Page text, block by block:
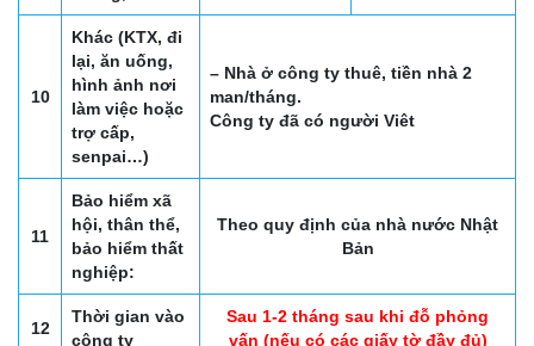
10
Khác (KTX, đi
lại, ăn uống,
hình ảnh nơi
làm việc hoặc
trợ cấp,
senpai…)
– Nhà ở công ty thuê, tiền nhà 2
man/tháng.
Công ty đã có người Viêt
11
Bảo hiểm xã
hội, thân thể,
bảo hiểm thất
nghiệp:
Theo quy định của nhà nước Nhật
Bản
12
Thời gian vào
công ty
Sau 1-2 tháng sau khi đỗ phỏng
vấn (nếu có các giấy tờ đầy đủ)